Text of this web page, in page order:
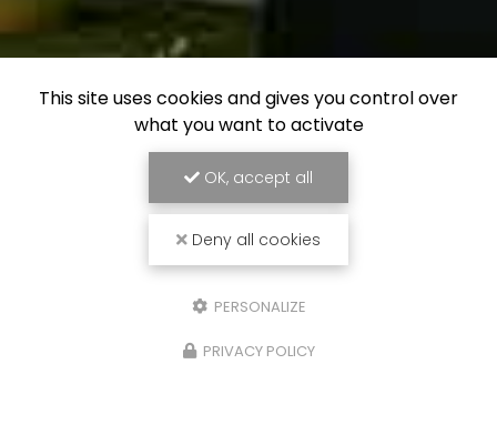
This site uses cookies and gives you control over
what you want to activate
OK, accept all
Deny all cookies
PERSONALIZE
PRIVACY POLICY